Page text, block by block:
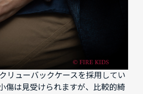
リューバックケースを採用してい
傷は見受けられますが、比較的綺